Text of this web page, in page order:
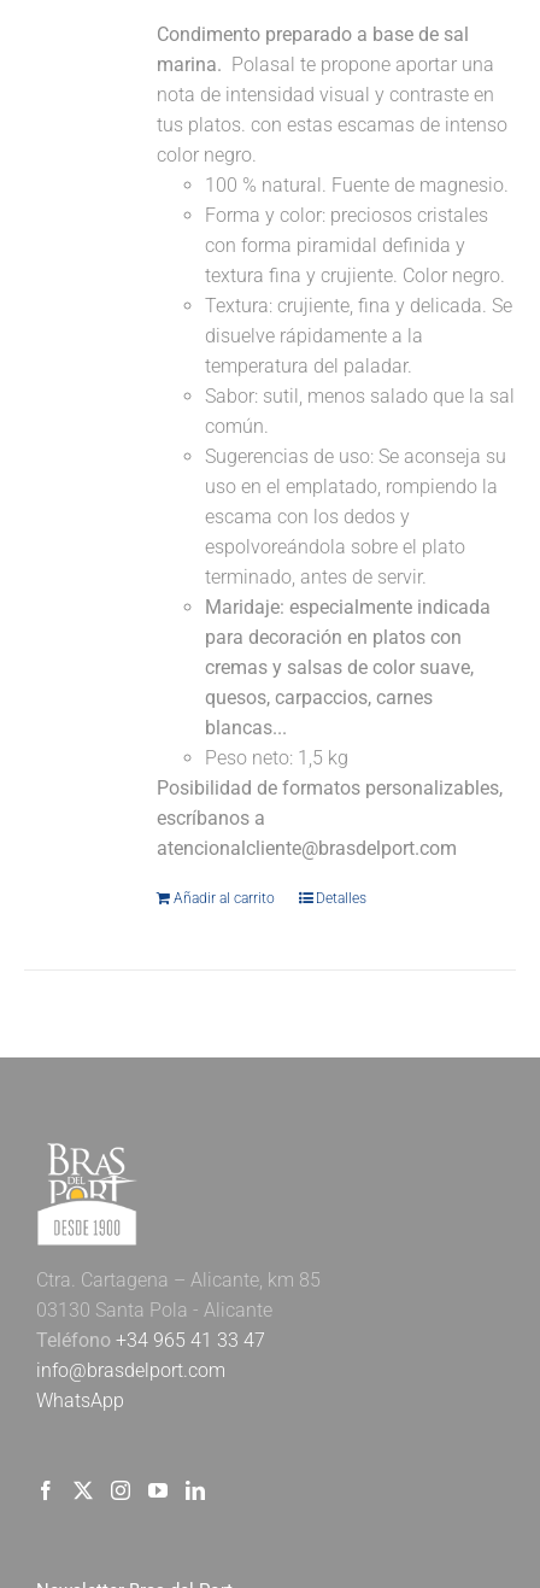
Condimento preparado a base de sal
marina. Polasal te propone aportar una
nota de intensidad visual y contraste en
tus platos. con estas escamas de intenso
color negro.
100 % natural. Fuente de magnesio.
Forma y color: preciosos cristales
con forma piramidal definida y
textura fina y crujiente. Color negro.
Textura: crujiente, fina y delicada. Se
disuelve rápidamente a la
temperatura del paladar.
Sabor: sutil, menos salado que la sal
común.
Sugerencias de uso: Se aconseja su
uso en el emplatado, rompiendo la
escama con los dedos y
espolvoreándola sobre el plato
terminado, antes de servir.
Maridaje: especialmente indicada
para decoración en platos con
cremas y salsas de color suave,
quesos, carpaccios, carnes
blancas...
Peso neto: 1,5 kg
Posibilidad de formatos personalizables,
escríbanos a
atencionalcliente@brasdelport.com
Añadir al carrito Detalles
Ctra. Cartagena – Alicante, km 85
03130 Santa Pola - Alicante
Teléfono +34 965 41 33 47
info@brasdelport.com
WhatsApp